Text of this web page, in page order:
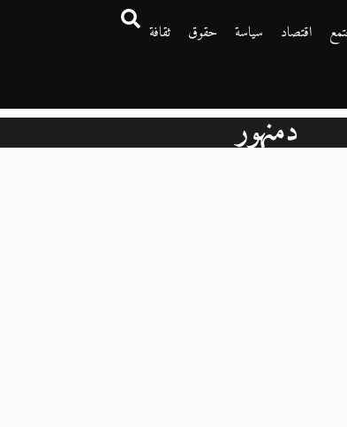
اقتصاد سياسة حقوق
ثقافة
دمنهور